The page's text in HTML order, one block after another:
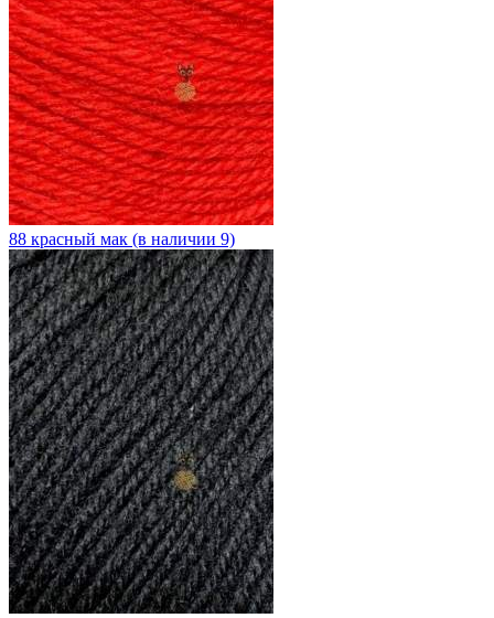
88 красный мак (в наличии 9)